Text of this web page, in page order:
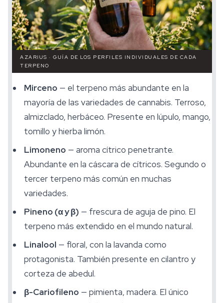
AZARIUS · GUÍA DE LOS PERFILES INDIVIDUALES DE CADA
TERPENO
Mirceno — el terpeno más abundante en la
mayoría de las variedades de cannabis. Terroso,
almizclado, herbáceo. Presente en lúpulo, mango,
tomillo y hierba limón.
Limoneno — aroma cítrico penetrante.
Abundante en la cáscara de cítricos. Segundo o
tercer terpeno más común en muchas
variedades.
Pineno (α y β) — frescura de aguja de pino. El
terpeno más extendido en el mundo natural.
Linalool — floral, con la lavanda como
protagonista. También presente en cilantro y
corteza de abedul.
β-Cariofileno — pimienta, madera. El único